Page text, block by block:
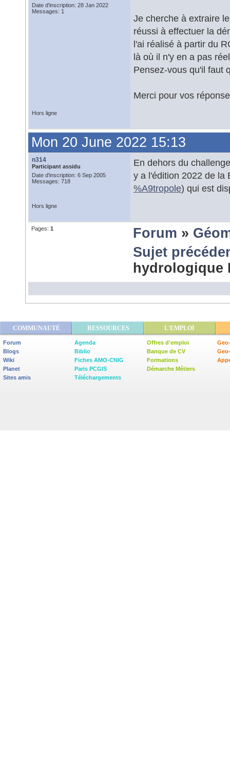
Date d'inscription: 28 Jan 2022
Messages: 1
Je cherche à extraire
réussi à effectuer la
l'ai réalisé à partir du
là où il n'y en a pas
Pensez-vous qu'il faut
Merci pour vos
Hors ligne
Mon 20 June 2022 15:13
n314
Participant assidu
Date d'inscription: 6 Sep 2005
Messages: 718
En dehors du
y a l'édition 2022 de la
%A9tropole) qui est
Hors ligne
Pages: 1 Forum »
Sujet
COMMUNAUTÉ RESSOURCES L'EMPLOI
Forum
Blogs
Wiki
Planet
Sites amis
Agenda
Biblio
Fiches AMO-CNIG
Paris PCGIS
Téléchargements
Offres d'emploi
Banque de CV
Formations
Démarche Métiers